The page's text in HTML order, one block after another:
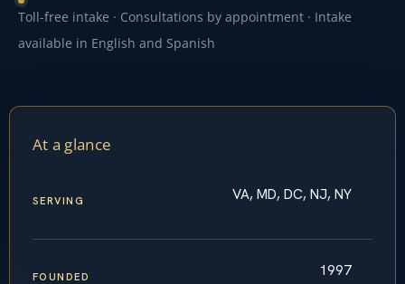
Toll-free intake · Consultations by appointment · Intake
available in English and Spanish
At a glance
SERVING VA, MD, DC, NJ, NY
FOUNDED 1997